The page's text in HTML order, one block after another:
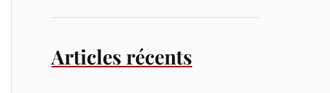
Articles récents